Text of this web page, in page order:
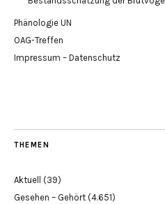
Phänologie UN
OAG-Treffen
Impressum – Datenschutz
THEMEN
Aktuell
(39)
Gesehen – Gehört (4.651)